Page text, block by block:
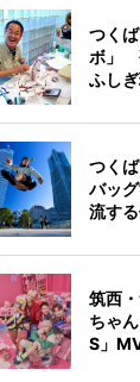
つく
ボ」
ふし
つく
バッ
流す
筑西
ちゃ
S」